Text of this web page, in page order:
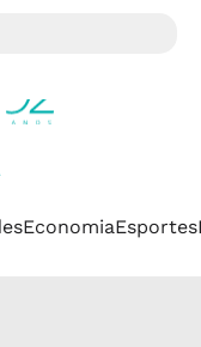
EconomiaEsportes